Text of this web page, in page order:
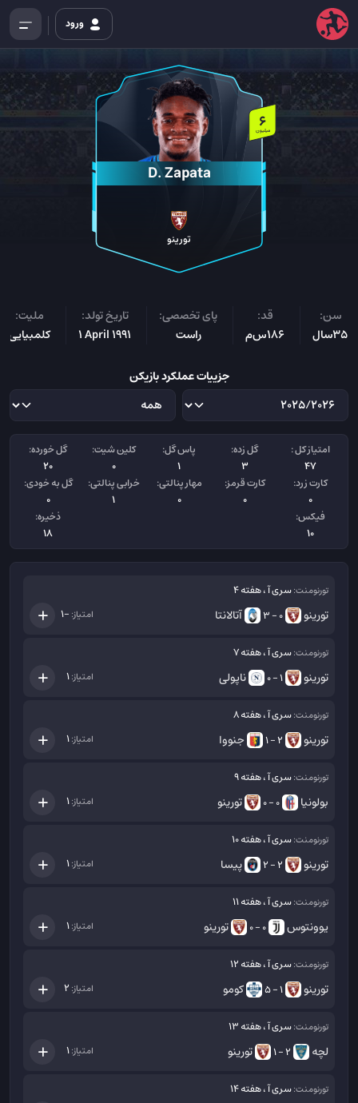
ورود
D. Zapata
6
میلیون
تورینو
سن:
35سال
قد:
186س‌م
پای تخصصی:
راست
تاریخ تولد:
1 April 1991
ملیت:
کلمبیایی
جزییات عملکرد بازیکن
امتیاز کل :
47
گل زده:
3
پاس گل:
1
کلین شیت:
0
گل خورده:
20
کارت زرد:
0
کارت قرمز:
0
مهار پنالتی:
0
خرابی پنالتی:
1
گل به خودی:
0
فیکس:
10
ذخیره:
18
تورنومنت:سری آ ، هفته 4
تورینو 0 - 3 آتالانتا امتیاز: -1
تورنومنت:سری آ ، هفته 7
تورینو 1 - 0 ناپولی امتیاز:1
تورنومنت:سری آ ، هفته 8
تورینو 2 - 1 جنووا امتیاز:1
تورنومنت:سری آ ، هفته 9
بولونیا 0 - 0 تورینو امتیاز:1
تورنومنت:سری آ ، هفته 10
تورینو 2 - 2 پیسا امتیاز:1
تورنومنت:سری آ ، هفته 11
یوونتوس 0 - 0 تورینو امتیاز:1
تورنومنت:سری آ ، هفته 12
تورینو 1 - 5 کومو امتیاز: 2
تورنومنت:سری آ ، هفته 13
لچه 2 - 1 تورینو امتیاز:1
تورنومنت:سری آ ، هفته 14